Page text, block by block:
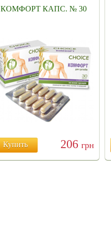
КОМФОРТ КАПС. № 30
Купить 206 грн